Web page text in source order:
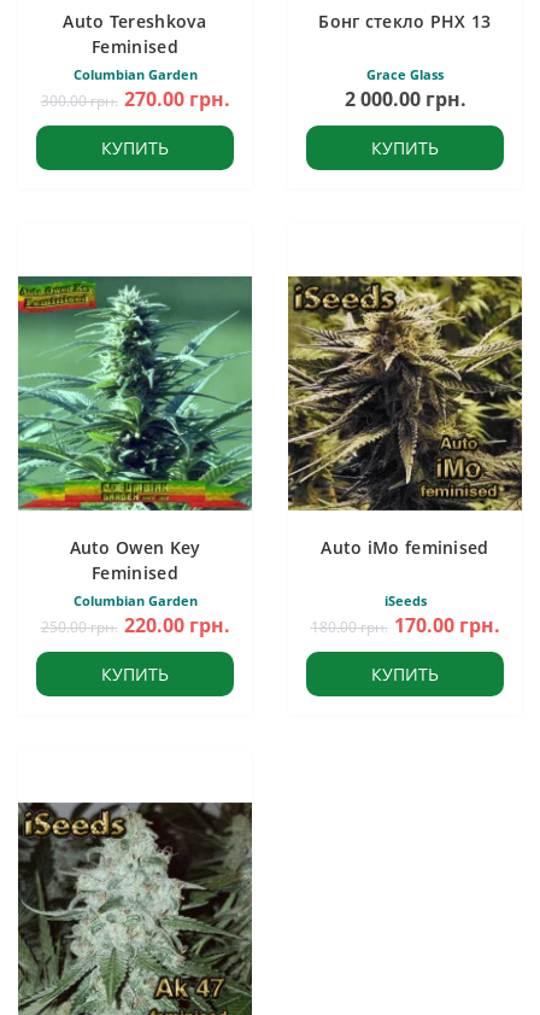
Auto Tereshkova
Feminised
Columbian Garden
300.00 грн. 270.00 грн.
КУПИТЬ
Бонг стекло PHX 13
Grace Glass
2 000.00 грн.
КУПИТЬ
Auto Owen Key
Feminised
Columbian Garden
250.00 грн. 220.00 грн.
КУПИТЬ
Auto iMo feminised
iSeeds
180.00 грн. 170.00 грн.
КУПИТЬ